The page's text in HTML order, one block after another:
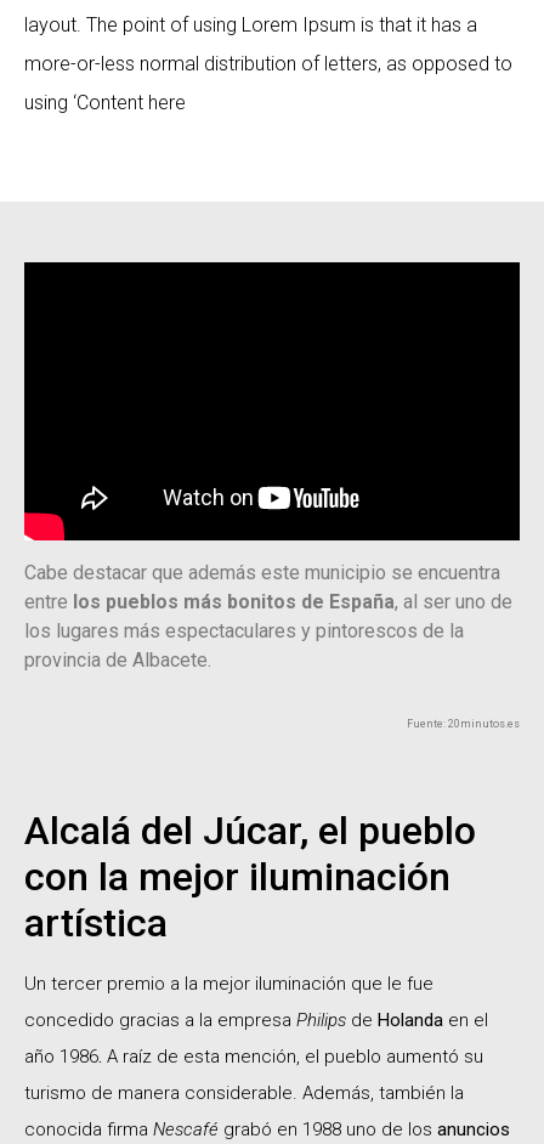
layout. The point of using Lorem Ipsum is that it has a
more-or-less normal distribution of letters, as opposed to
using ‘Content here
Alcalá del Júcar, el pueblo
con la mejor iluminación
artística
Un tercer premio a la mejor iluminación que le fue
concedido gracias a la empresa Philips de Holanda en el
año 1986. A raíz de esta mención, el pueblo aumentó su
turismo de manera considerable. Además, también la
conocida firma Nescafé grabó en 1988 uno de los anuncios
Cabe destacar que además este municipio se encuentra
entre los pueblos más bonitos de España, al ser uno de
los lugares más espectaculares y pintorescos de la
provincia de Albacete.
Fuente: 20minutos.es